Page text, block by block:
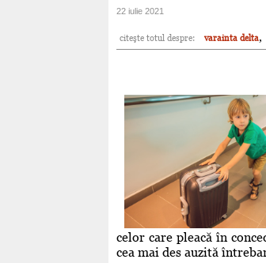
22 iulie 2021
citeşte totul despre: varainta delta,
celor care pleacă în
cea mai des auzită